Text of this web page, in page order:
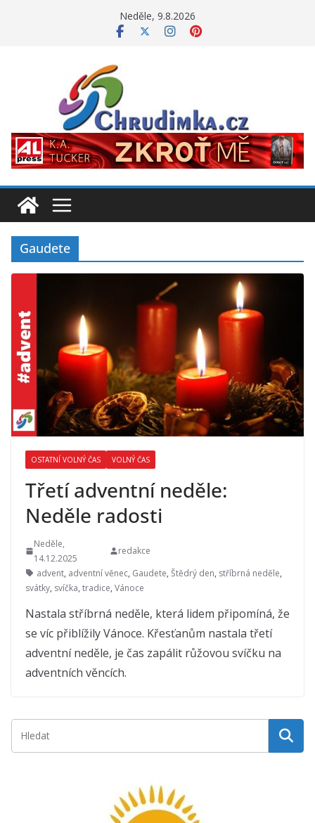
Neděle, 9.8.2026
Gaudete
OSTATNÍ VOLNÝ ČAS VOLNÝ ČAS
Třetí adventní neděle:
Neděle radosti
Neděle,
14.12.2025
redakce
advent, adventní věnec, Gaudete, Štědrý den, stříbrná neděle,
svátky, svíčka, tradice, Vánoce
Nastala stříbrná neděle, která lidem připomíná, že
se víc přiblížily Vánoce. Křesťanům nastala třetí
adventní neděle, je čas zapálit růžovou svíčku na
adventních věncích.